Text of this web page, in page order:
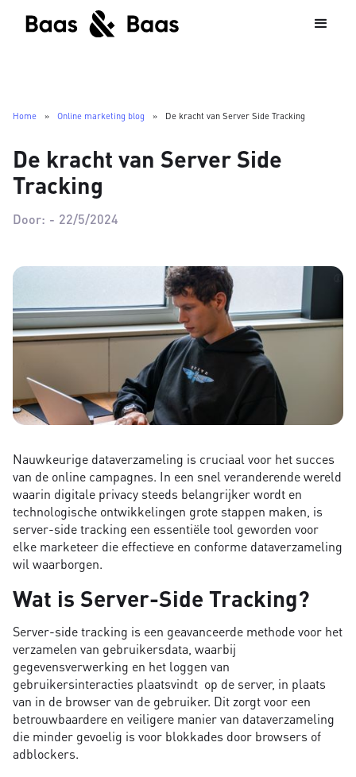
Home » Online marketing blog » De kracht van Server Side Tracking
De kracht van Server Side
Tracking
Door: - 22/5/2024
Nauwkeurige dataverzameling is cruciaal voor het succes
van de online campagnes. In een snel veranderende wereld
waarin digitale privacy steeds belangrijker wordt en
technologische ontwikkelingen grote stappen maken, is
server-side tracking een essentiële tool geworden voor
elke marketeer die effectieve en conforme dataverzameling
wil waarborgen.
Wat is Server-Side Tracking?
Server-side tracking is een geavanceerde methode voor het
verzamelen van gebruikersdata, waarbij
gegevensverwerking en het loggen van
gebruikersinteracties plaatsvindt op de server, in plaats
van in de browser van de gebruiker. Dit zorgt voor een
betrouwbaardere en veiligere manier van dataverzameling
die minder gevoelig is voor blokkades door browsers of
adblockers.